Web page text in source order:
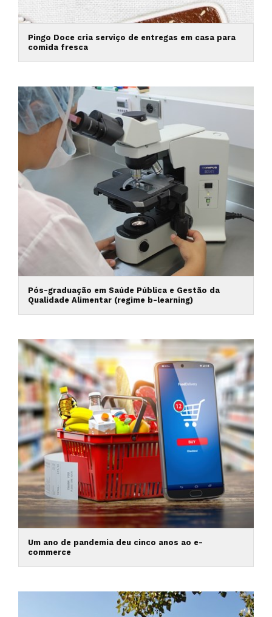
Pingo Doce cria serviço de entregas em casa para
comida fresca
Pós-graduação em Saúde Pública e Gestão da
Qualidade Alimentar (regime b-learning)
Um ano de pandemia deu cinco anos ao e-
commerce